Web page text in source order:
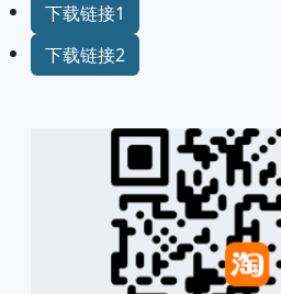
下载链接1
下载链接2